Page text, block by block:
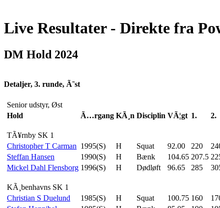
Live Resultater - Direkte fra
DM Hold 2024
Detaljer, 3. runde, Ã˜st
Senior udstyr, Øst
Hold
Ã…rgang KÃ¸n Disciplin VÃ¦gt 1. 2.
TÃ¥rnby SK 1
Christopher T Carman 1995(S) H Squat 92.00 220
Steffan Hansen
1990(S) H Bænk 104.65 207.5
Mickel Dahl Flensborg 1996(S) H Dødløft 96.65 285
KÃ¸benhavns SK 1
Christian S Duelund
1985(S) H Squat 100.75 160